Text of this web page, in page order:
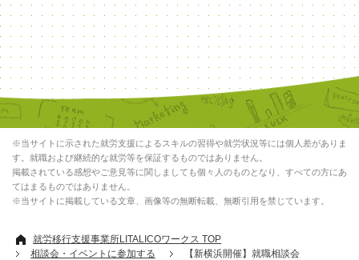
※当サイトに示された就労支援によるスキルの習得や就労状況等には個人差がありま
す。就職および継続的な就労等を保証するものではありません。
掲載されている感想やご意見等に関しましても個々人のものとなり、すべての方にあ
てはまるものではありません。
※当サイトに掲載している文章、画像等の無断転載、無断引用を禁じています。
就労移行支援事業所LITALICOワークス TOP
相談会・イベントに参加する
【新横浜開催】就職相談会